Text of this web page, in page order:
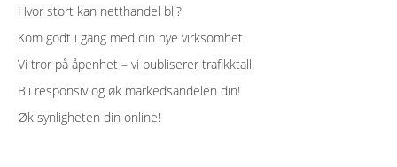
Hvor stort kan netthandel bli?
Kom godt i gang med din nye virksomhet
Vi tror på åpenhet – vi publiserer trafikktall!
Bli responsiv og øk markedsandelen din!
Øk synligheten din online!